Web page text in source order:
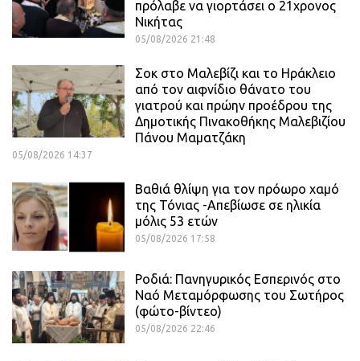
πρόλαβε να γιορτάσει ο 21χρονος
Νικήτας
05/08/2026 21:48
Σοκ στο Μαλεβίζι και το Ηράκλειο
από τον αιφνίδιο θάνατο του
γιατρού και πρώην προέδρου της
Δημοτικής Πινακοθήκης Μαλεβιζίου
Πάνου Μαματζάκη
05/08/2026 14:37
Βαθιά θλίψη για τον πρόωρο χαμό
της Τόνιας -Απεβίωσε σε ηλικία
μόλις 53 ετών
05/08/2026 17:58
Ροδιά: Πανηγυρικός Εσπερινός στο
Ναό Μεταμόρφωσης του Σωτήρος
(φώτο-βίντεο)
05/08/2026 22:46